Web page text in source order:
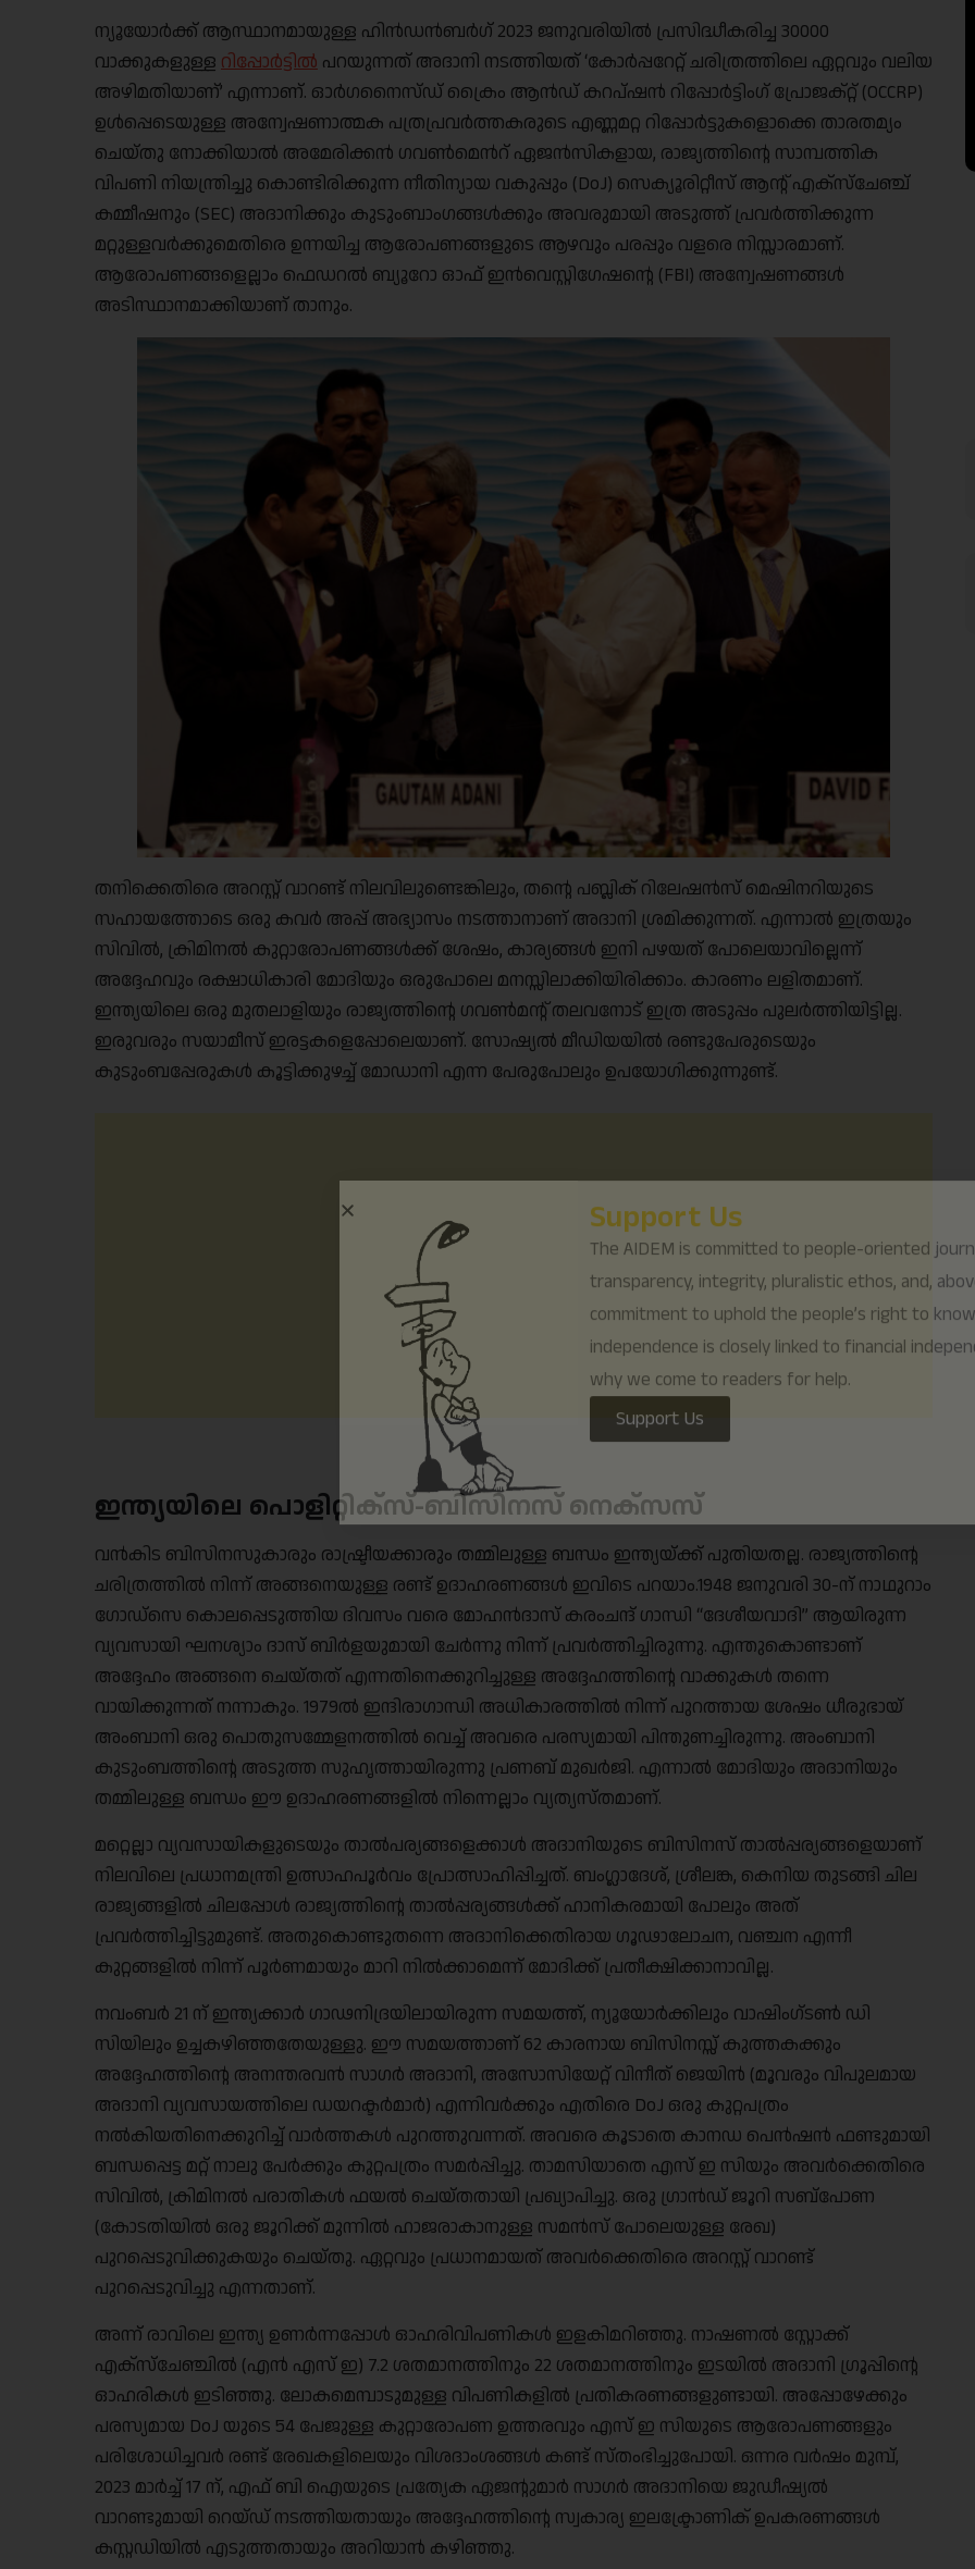
ന്യൂയോർക്ക് ആസ്ഥാനമായുള്ള ഹിന്‍ഡൻബർഗ് 2023 ജനുവരിയിൽ പ്രസിദ്ധീകരിച്ച 30000
വാക്കുകളുള്ള റിപ്പോർട്ടിൽ പറയുന്നത് അദാനി നടത്തിയത് ‘കോർപ്പറേറ്റ് ചരിത്രത്തിലെ ഏറ്റവും വലിയ
അഴിമതിയാണ്’ എന്നാണ്. ഓർഗനൈസ്ഡ് ക്രൈം ആൻഡ് കറപ്ഷൻ റിപ്പോർട്ടിംഗ് പ്രോജക്റ്റ് (OCCRP)
ഉൾപ്പെടെയുള്ള അന്വേഷണാത്മക പത്രപ്രവർത്തകരുടെ എണ്ണമറ്റ റിപ്പോർട്ടുകളൊക്കെ താരതമ്യം
ചെയ്തു നോക്കിയാൽ അമേരിക്കൻ ഗവൺമെൻറ് ഏജൻസികളായ, രാജ്യത്തിൻ്റെ സാമ്പത്തിക
വിപണി നിയന്ത്രിച്ചു കൊണ്ടിരിക്കുന്ന നീതിന്യായ വകുപ്പും (DoJ) സെക്യൂരിറ്റീസ് ആൻ്റ് എക്‌സ്‌ചേഞ്ച്
കമ്മീഷനും (SEC) അദാനിക്കും കുടുംബാംഗങ്ങൾക്കും അവരുമായി അടുത്ത് പ്രവർത്തിക്കുന്ന
മറ്റുള്ളവർക്കുമെതിരെ ഉന്നയിച്ച ആരോപണങ്ങളുടെ ആഴവും പരപ്പും വളരെ നിസ്സാരമാണ്.
ആരോപണങ്ങളെല്ലാം ഫെഡറൽ ബ്യൂറോ ഓഫ് ഇൻവെസ്റ്റിഗേഷൻ്റെ (FBI) അന്വേഷണങ്ങൾ
അടിസ്ഥാനമാക്കിയാണ് താനും.
തനിക്കെതിരെ അറസ്റ്റ് വാറണ്ട് നിലവിലുണ്ടെങ്കിലും, തൻ്റെ പബ്ലിക് റിലേഷൻസ് മെഷിനറിയുടെ
സഹായത്തോടെ ഒരു കവർ അപ്പ് അഭ്യാസം നടത്താനാണ് അദാനി ശ്രമിക്കുന്നത്. എന്നാൽ ഇത്രയും
സിവിൽ, ക്രിമിനൽ കുറ്റാരോപണങ്ങൾക്ക് ശേഷം, കാര്യങ്ങൾ ഇനി പഴയത് പോലെയാവില്ലെന്ന്
അദ്ദേഹവും രക്ഷാധികാരി മോദിയും ഒരുപോലെ മനസ്സിലാക്കിയിരിക്കാം. കാരണം ലളിതമാണ്.
ഇന്ത്യയിലെ ഒരു മുതലാളിയും രാജ്യത്തിൻ്റെ ഗവൺമൻ്റ് തലവനോട് ഇത്ര അടുപ്പം പുലർത്തിയിട്ടില്ല.
ഇരുവരും സയാമീസ് ഇരട്ടകളെപ്പോലെയാണ്. സോഷ്യൽ മീഡിയയിൽ രണ്ടുപേരുടെയും
കുടുംബപ്പേരുകൾ കൂട്ടിക്കുഴച്ച് മോഡാനി എന്ന പേരുപോലും ഉപയോഗിക്കുന്നുണ്ട്.
ഇന്ത്യയിലെ പൊളിറ്റിക്സ്-ബിസിനസ് നെക്സസ്
വൻകിട ബിസിനസുകാരും രാഷ്ട്രീയക്കാരും തമ്മിലുള്ള ബന്ധം ഇന്ത്യയ്ക്ക് പുതിയതല്ല. രാജ്യത്തിൻ്റെ
ചരിത്രത്തിൽ നിന്ന് അങ്ങനെയുള്ള രണ്ട് ഉദാഹരണങ്ങൾ ഇവിടെ പറയാം.1948 ജനുവരി 30-ന് നാഥുറാം
ഗോഡ്‌സെ കൊലപ്പെടുത്തിയ ദിവസം വരെ മോഹൻദാസ് കരംചന്ദ് ഗാന്ധി “ദേശീയവാദി” ആയിരുന്ന
വ്യവസായി ഘനശ്യാം ദാസ് ബിർളയുമായി ചേർന്നു നിന്ന് പ്രവർത്തിച്ചിരുന്നു. എന്തുകൊണ്ടാണ്
അദ്ദേഹം അങ്ങനെ ചെയ്തത് എന്നതിനെക്കുറിച്ചുള്ള അദ്ദേഹത്തിൻ്റെ വാക്കുകൾ തന്നെ
വായിക്കുന്നത് നന്നാകും. 1979ൽ ഇന്ദിരാഗാന്ധി അധികാരത്തിൽ നിന്ന് പുറത്തായ ശേഷം ധീരുഭായ്
അംബാനി ഒരു പൊതുസമ്മേളനത്തിൽ വെച്ച് അവരെ പരസ്യമായി പിന്തുണച്ചിരുന്നു. അംബാനി
കുടുംബത്തിൻ്റെ അടുത്ത സുഹൃത്തായിരുന്നു പ്രണബ് മുഖർജി. എന്നാൽ മോദിയും അദാനിയും
തമ്മിലുള്ള ബന്ധം ഈ ഉദാഹരണങ്ങളിൽ നിന്നെല്ലാം വ്യത്യസ്തമാണ്.
മറ്റെല്ലാ വ്യവസായികളുടെയും താൽപര്യങ്ങളെക്കാൾ അദാനിയുടെ ബിസിനസ് താൽപ്പര്യങ്ങളെയാണ്
നിലവിലെ പ്രധാനമന്ത്രി ഉത്സാഹപൂർവം പ്രോത്സാഹിപ്പിച്ചത്. ബംഗ്ലാദേശ്, ശ്രീലങ്ക, കെനിയ തുടങ്ങി ചില
രാജ്യങ്ങളിൽ ചിലപ്പോൾ രാജ്യത്തിൻ്റെ താൽപ്പര്യങ്ങൾക്ക് ഹാനികരമായി പോലും അത്
പ്രവർത്തിച്ചിട്ടുമുണ്ട്. അതുകൊണ്ടുതന്നെ അദാനിക്കെതിരായ ഗൂഢാലോചന, വഞ്ചന എന്നീ
കുറ്റങ്ങളിൽ നിന്ന് പൂർണമായും മാറി നിൽക്കാമെന്ന് മോദിക്ക് പ്രതീക്ഷിക്കാനാവില്ല.
നവംബർ 21 ന് ഇന്ത്യക്കാർ ഗാഢനിദ്രയിലായിരുന്ന സമയത്ത്, ന്യൂയോർക്കിലും വാഷിംഗ്ടൺ ഡി
സിയിലും ഉച്ചകഴിഞ്ഞതേയുള്ളു. ഈ സമയത്താണ് 62 കാരനായ ബിസിനസ്സ് കുത്തകക്കും
അദ്ദേഹത്തിൻ്റെ അനന്തരവൻ സാഗർ അദാനി, അസോസിയേറ്റ് വിനീത് ജെയിൻ (മൂവരും വിപുലമായ
അദാനി വ്യവസായത്തിലെ ഡയറക്ടർമാർ) എന്നിവർക്കും എതിരെ DoJ ഒരു കുറ്റപത്രം
നൽകിയതിനെക്കുറിച്ച് വാർത്തകൾ പുറത്തുവന്നത്. അവരെ കൂടാതെ കാനഡ പെൻഷൻ ഫണ്ടുമായി
ബന്ധപ്പെട്ട മറ്റ് നാലു പേർക്കും കുറ്റപത്രം സമർപ്പിച്ചു. താമസിയാതെ എസ് ഇ സിയും അവർക്കെതിരെ
സിവിൽ, ക്രിമിനൽ പരാതികൾ ഫയൽ ചെയ്തതായി പ്രഖ്യാപിച്ചു. ഒരു ഗ്രാൻഡ് ജൂറി സബ്പോണ
(കോടതിയിൽ ഒരു ജൂറിക്ക് മുന്നിൽ ഹാജരാകാനുള്ള സമൻസ് പോലെയുള്ള രേഖ)
പുറപ്പെടുവിക്കുകയും ചെയ്തു. ഏറ്റവും പ്രധാനമായത് അവർക്കെതിരെ അറസ്റ്റ് വാറണ്ട്
പുറപ്പെടുവിച്ചു എന്നതാണ്.
അന്ന് രാവിലെ ഇന്ത്യ ഉണർന്നപ്പോൾ ഓഹരിവിപണികൾ ഇളകിമറിഞ്ഞു. നാഷണൽ സ്റ്റോക്ക്
എക്‌സ്‌ചേഞ്ചിൽ (എൻ എസ് ഇ) 7.2 ശതമാനത്തിനും 22 ശതമാനത്തിനും ഇടയിൽ അദാനി ഗ്രൂപ്പിൻ്റെ
ഓഹരികൾ ഇടിഞ്ഞു. ലോകമെമ്പാടുമുള്ള വിപണികളിൽ പ്രതികരണങ്ങളുണ്ടായി. അപ്പോഴേക്കും
പരസ്യമായ DoJ യുടെ 54 പേജുള്ള കുറ്റാരോപണ ഉത്തരവും എസ് ഇ സിയുടെ ആരോപണങ്ങളും
പരിശോധിച്ചവർ രണ്ട് രേഖകളിലെയും വിശദാംശങ്ങൾ കണ്ട് സ്തംഭിച്ചുപോയി. ഒന്നര വർഷം മുമ്പ്,
2023 മാർച്ച് 17 ന്, എഫ് ബി ഐയുടെ പ്രത്യേക ഏജൻ്റുമാർ സാഗർ അദാനിയെ ജുഡീഷ്യൽ
വാറണ്ടുമായി റെയ്ഡ് നടത്തിയതായും അദ്ദേഹത്തിൻ്റെ സ്വകാര്യ ഇലക്ട്രോണിക് ഉപകരണങ്ങൾ
കസ്റ്റഡിയിൽ എടുത്തതായും അറിയാൻ കഴിഞ്ഞു.
Support Us
The AIDEM is committed to people-oriented
transparency, integrity, pluralistic ethos, and, above
commitment to uphold the people’s right to know.